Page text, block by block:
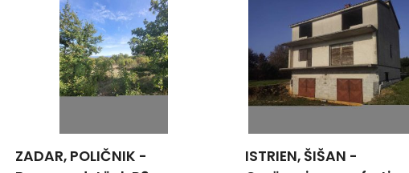
ISTRIEN, ŠIŠAN -
ZADAR, ZATON - Villa in